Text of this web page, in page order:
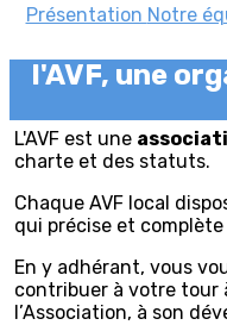
Présentation Notre
l'AVF, une
L'AVF est une
charte et des statuts.
Chaque AVF local
qui précise et complète
En y adhérant, vous
contribuer à votre tour
l’Association, à son